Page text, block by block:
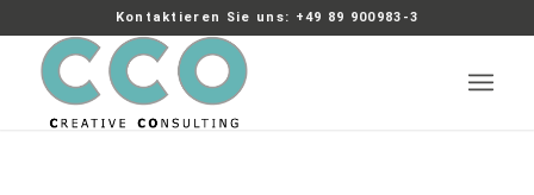
Kontaktieren Sie uns: +49 89 900983-3